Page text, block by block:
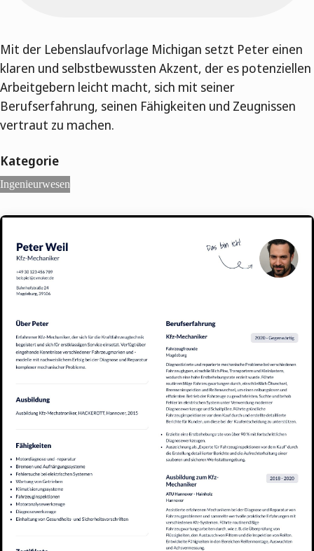
Mit der Lebenslaufvorlage Michigan setzt Peter einen
klaren und selbstbewussten Akzent, der es potenziellen
Arbeitgebern leicht macht, sich mit seiner
Berufserfahrung, seinen Fähigkeiten und Zeugnissen
vertraut zu machen.
Kategorie
Ingenieurwesen